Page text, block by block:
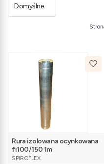
Domyślne
Rura izolowana ocynkowana
fi100/150 1m
PRODUCENT
SPIROFLEX